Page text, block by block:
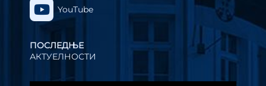
YouTube
ПОСЛЕДЊЕ
АКТУЕЛНОСТИ